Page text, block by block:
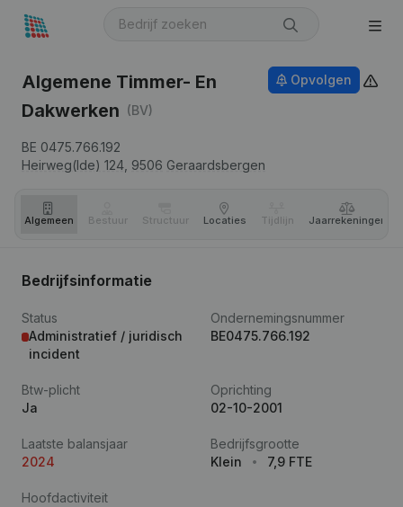
Algemene Timmer- En
Dakwerken (BV)
BE 0475.766.192
Heirweg(Ide) 124, 9506 Geraardsbergen
Opvolgen
Algemeen Bestuur Structuur Locaties Tijdlijn Jaar­rekeningen
Bedrijfsinformatie
Status
Administratief / juridisch
incident
Ondernemingsnummer
BE0475.766.192
Btw-plicht
Ja
Oprichting
02-10-2001
Laatste balansjaar
2024
Bedrijfsgrootte
Klein
7,9 FTE
Hoofdactiviteit